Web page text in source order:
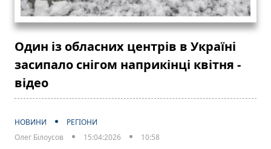
Один із обласних центрів в Україні
засипало снігом наприкінці квітня -
відео
НОВИНИ
РЕГІОНИ
Олег Білоусов
15:04:2026 10:58